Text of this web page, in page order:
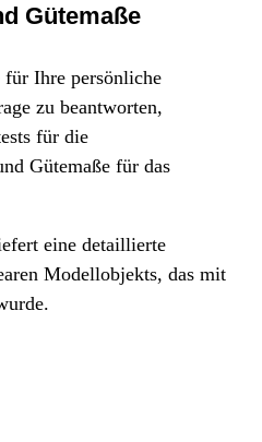
Gütemaße
Ihre persönliche
zu beantworten,
für die
Gütemaße für das
eine detaillierte
Modellobjekts, das mit